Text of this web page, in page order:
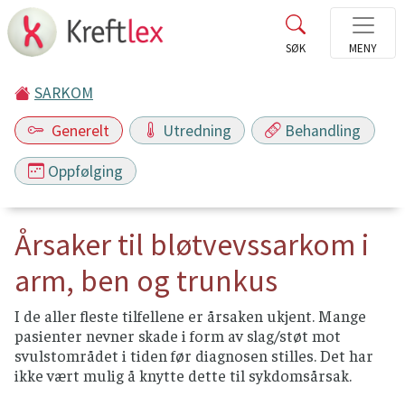
SARKOM
Generelt
Utredning Behandling
Oppfølging
Årsaker til bløtvevssarkom i
arm, ben og trunkus
I de aller fleste tilfellene er årsaken ukjent. Mange
pasienter nevner skade i form av slag/støt mot
svulstområdet i tiden før diagnosen stilles. Det har
ikke vært mulig å knytte dette til sykdomsårsak.